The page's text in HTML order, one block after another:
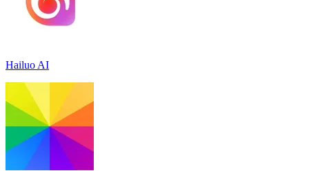
Hailuo AI